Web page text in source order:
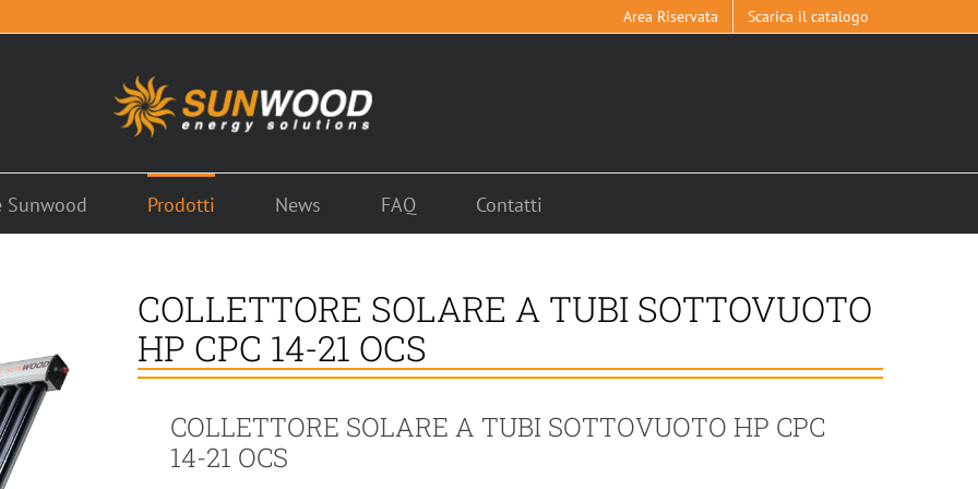
Area Riservata Scarica il catalogo
Sunwood Prodotti News FAQ Contatti
COLLETTORE SOLARE A TUBI SOTTOVUOTO
HP CPC 14-21 OCS
COLLETTORE SOLARE A TUBI SOTTOVUOTO HP CPC
14-21 OCS